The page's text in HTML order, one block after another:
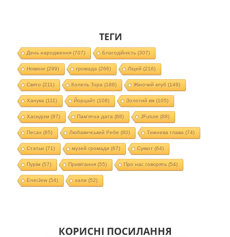
ТЕГИ
День народження(707) Благодійність(307)
Новини (299) громада (266) Ліцей (216)
Свято (211) Колель Тора (188) Жіночий клуб (149)
Ханука (111) Йорцайт (108) Золотий вік(105)
Хасидізм (97) Пам'ятна дата (88) JFuture (88)
Песах(85) Любавичський Ребе (80) Тижнева глава (74)
Статьи (71) музей громади (67) Суккот (64)
Пурім (57) Привітання(55) Про нас говорять(54)
EnerJew(54) хали (52)
КОРИСНІ ПОСИЛАННЯ